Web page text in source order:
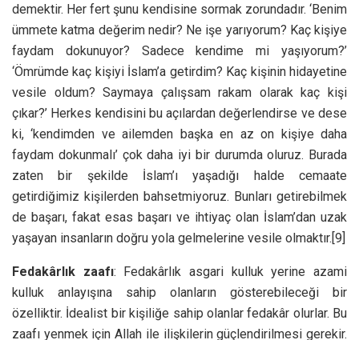
demektir. Her fert şunu kendisine sormak zorundadır. ‘Benim
ümmete katma değerim nedir? Ne işe yarıyorum? Kaç kişiye
faydam dokunuyor? Sadece kendime mi yaşıyorum?’
‘Ömrümde kaç kişiyi İslam’a getirdim? Kaç kişinin hidayetine
vesile oldum? Saymaya çalışsam rakam olarak kaç kişi
çıkar?’ Herkes kendisini bu açılardan değerlendirse ve dese
ki, ‘kendimden ve ailemden başka en az on kişiye daha
faydam dokunmalı’ çok daha iyi bir durumda oluruz. Burada
zaten bir şekilde İslam’ı yaşadığı halde cemaate
getirdiğimiz kişilerden bahsetmiyoruz. Bunları getirebilmek
de başarı, fakat esas başarı ve ihtiyaç olan İslam’dan uzak
yaşayan insanların doğru yola gelmelerine vesile olmaktır.[9]
Fedakârlık zaafı: Fedakârlık asgari kulluk yerine azami
kulluk anlayışına sahip olanların gösterebileceği bir
özelliktir. İdealist bir kişiliğe sahip olanlar fedakâr olurlar. Bu
zaafı yenmek için Allah ile ilişkilerin güçlendirilmesi gerekir.